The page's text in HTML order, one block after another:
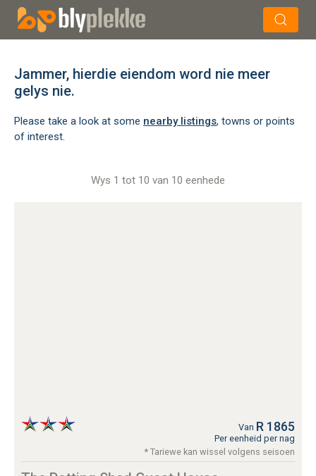
Soek
Jammer, hierdie eiendom word nie meer
gelys nie.
Please take a look at some nearby listings, towns or points
of interest.
Wys 1 tot 10 van 10 eenhede
Van R 1865
Per eenheid per nag
* Tariewe kan wissel volgens seisoen